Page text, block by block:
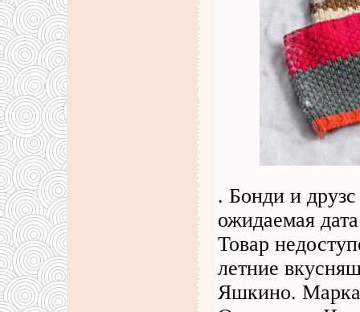
. Бонди и
ожидаемая
Товар
летние
Яшкино. Марка